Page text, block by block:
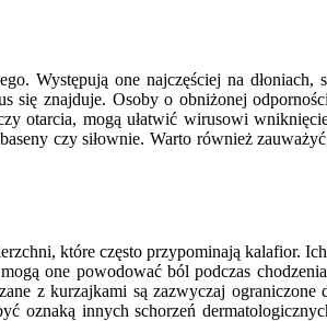
Występują one najczęściej na dłoniach,
się znajduje. Osoby o obniżonej
otarcia, mogą ułatwić wirusowi
czy siłownie. Warto również
które często przypominają kalafior.
one powodować ból podczas
z kurzajkami są zazwyczaj ograniczone
oznaką innych schorzeń